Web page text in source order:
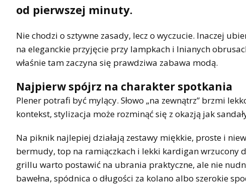
od pierwszej minuty.
Nie chodzi o sztywne zasady, lecz o wyczucie. Inaczej
na eleganckie przyjęcie przy lampkach i lnianych
właśnie tam zaczyna się prawdziwa zabawa modą.
Najpierw spójrz na charakter spotkania
Plener potrafi być mylący. Słowo „na zewnątrz” brzmi
kontekst, stylizacja może rozminąć się z okazją jak
Na piknik najlepiej działają zestawy miękkie, proste i
bermudy, top na ramiączkach i lekki kardigan wrzucony
grillu warto postawić na ubrania praktyczne, ale nie
bawełna, spódnica o długości za kolano albo szerokie